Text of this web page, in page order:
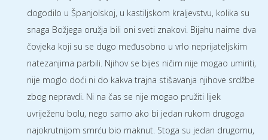
dogodilo u Španjolskoj, u kastiljskom kraljevstvu, kolika su
snaga Božjega oružja bili oni sveti znakovi. Bijahu naime dva
čovjeka koji su se dugo međusobno u vrlo neprijateljskim
natezanjima parbili. Njihov se bijes ničim nije mogao umiriti,
nije moglo doći ni do kakva trajna stišavanja njihove srdžbe
zbog nepravdi. Ni na čas se nije mogao pružiti lijek
uvriježenu bolu, nego samo ako bi jedan rukom drugoga
najokrutnijom smrću bio maknut. Stoga su jedan drugomu,